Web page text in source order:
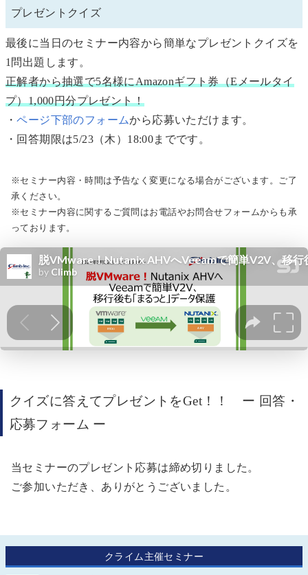
プレゼントクイズ
最後に当日のセミナー内容から簡単なプレゼントクイズを
1問出題します。
正解者から抽選で5名様にAmazonギフト券（Eメールタイ
プ）1,000円分プレゼント！
・ページ下部のフォームから応募いただけます。
・回答期限は5/23（木）18:00までです。
※セミナー内容・時間は予告なく変更になる場合がございます。ご了
承ください。
※セミナー内容に関するご質問はお電話やお問合せフォームからも承
っております。
クイズに答えてプレゼント をGet！！ ー 回答・
応募フォーム ー
当セミナーのプレゼント応募は締め切りました。
ご参加いただき、ありがとうございました。
クライム主催セミナー